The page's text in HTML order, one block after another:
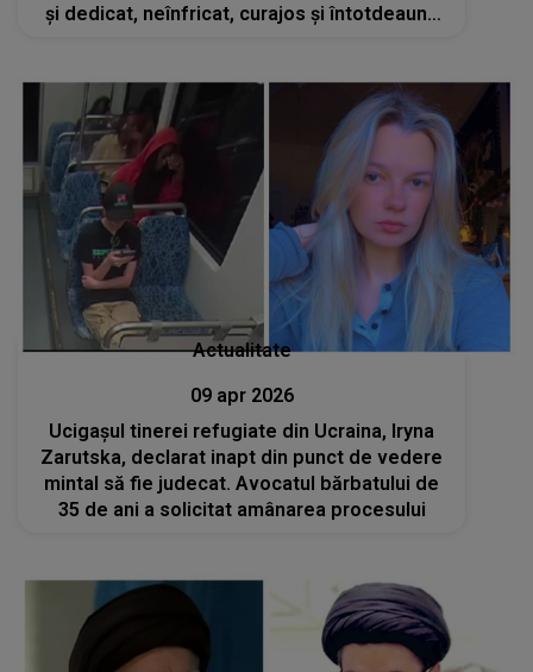
și dedicat, neînfricat, curajos și întotdeauna
Actualitate
09 apr 2026
Ucigașul tinerei refugiate din Ucraina, Iryna
Zarutska, declarat inapt din punct de vedere
mintal să fie judecat. Avocatul bărbatului de
35 de ani a solicitat amânarea procesului